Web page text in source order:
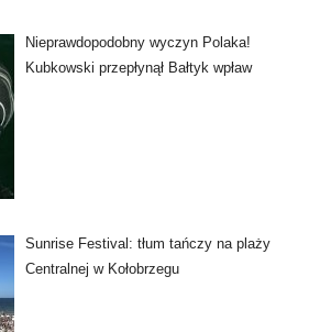
Nieprawdopodobny wyczyn Polaka!
Kubkowski przepłynął Bałtyk wpław
Sunrise Festival: tłum tańczy na plaży
Centralnej w Kołobrzegu